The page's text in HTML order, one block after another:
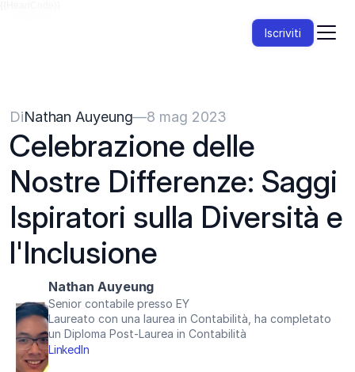
Iscriviti
DiNathan Auyeung—8 mag 2023
Celebrazione delle
Nostre Differenze: Saggi
Ispiratori sulla Diversità e
l'Inclusione
Nathan Auyeung
Senior contabile presso EY
Laureato con una laurea in Contabilità, ha completato
un Diploma Post-Laurea in Contabilità
LinkedIn